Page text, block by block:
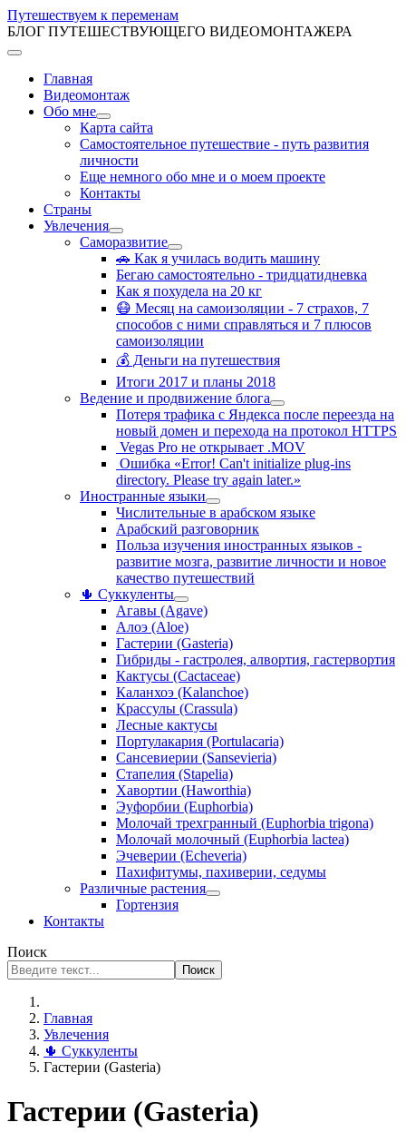
Путешествуем к переменам
БЛОГ ПУТЕШЕСТВУЮЩЕГО ВИДЕОМОНТАЖЕРА
Главная
Видеомонтаж
Обо мне
Карта сайта
Самостоятельное путешествие - путь развития
личности
Еще немного обо мне и о моем проекте
Контакты
Страны
Увлечения
Саморазвитие
🚗 Как я училась водить машину
Бегаю самостоятельно - тридцатидневка
Как я похудела на 20 кг
😷 Месяц на самоизоляции - 7 страхов, 7
способов с ними справляться и 7 плюсов
самоизоляции
💰 Деньги на путешествия
Итоги 2017 и планы 2018
Ведение и продвижение блога
Потеря трафика с Яндекса после переезда на
новый домен и перехода на протокол HTTPS
Vegas Pro не открывает .MOV
Ошибка «Error! Can't initialize plug-ins
directory. Please try again later.»
Иностранные языки
Числительные в арабском языке
Арабский разговорник
Польза изучения иностранных языков -
развитие мозга, развитие личности и новое
качество путешествий
🌵 Суккуленты
Агавы (Agave)
Алоэ (Aloe)
Гастерии (Gasteria)
Гибриды - гастролея, алвортия, гастервортия
Кактусы (Cactaceae)
Каланхоэ (Kalanchoe)
Крассулы (Crassula)
Лесные кактусы
Портулакария (Portulacaria)
Сансевиерии (Sansevieria)
Стапелия (Stapelia)
Хавортии (Haworthia)
Эуфорбии (Euphorbia)
Молочай трехгранный (Euphorbia trigona)
Молочай молочный (Euphorbia lactea)
Эчеверии (Echeveria)
Пахифитумы, пахиверии, седумы
Различные растения
Гортензия
Контакты
Поиск
Поиск
Главная
Увлечения
🌵 Суккуленты
Гастерии (Gasteria)
Гастерии (Gasteria)